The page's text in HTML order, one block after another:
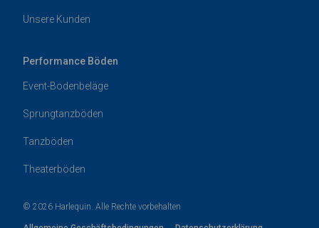
Unsere Kunden
Performance Böden
Event-Bodenbeläge
Sprungtanzböden
Tanzböden
Theaterböden
© 2026 Harlequin. Alle Rechte vorbehalten